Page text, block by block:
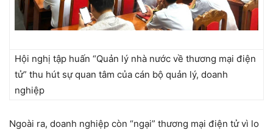
Hội nghị tập huấn “Quản lý nhà nước về thương mại điện
tử” thu hút sự quan tâm của cán bộ quản lý, doanh
nghiệp
Ngoài ra, doanh nghiệp còn “ngại” thương mại điện tử vì lo